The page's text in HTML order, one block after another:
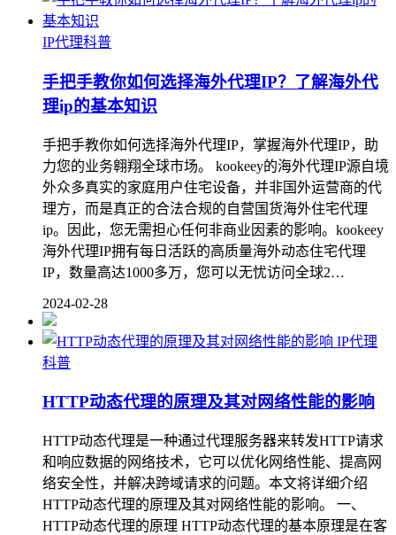
IP代理科普
手把手教你如何选择海外代理IP？了解海外代
理ip的基本知识
手把手教你如何选择海外代理IP，掌握海外代理IP，助
力您的业务翱翔全球市场。 kookeey的海外代理IP源自境
外众多真实的家庭用户住宅设备，并非国外运营商的代
理方，而是真正的合法合规的自营国货海外住宅代理
ip。因此，您无需担心任何非商业因素的影响。kookeey
海外代理IP拥有每日活跃的高质量海外动态住宅代理
IP，数量高达1000多万，您可以无忧访问全球2…
2024-02-28
IP代理
科普
HTTP动态代理的原理及其对网络性能的影响
HTTP动态代理是一种通过代理服务器来转发HTTP请求
和响应数据的网络技术，它可以优化网络性能、提高网
络安全性，并解决跨域请求的问题。本文将详细介绍
HTTP动态代理的原理及其对网络性能的影响。 一、
HTTP动态代理的原理 HTTP动态代理的基本原理是在客